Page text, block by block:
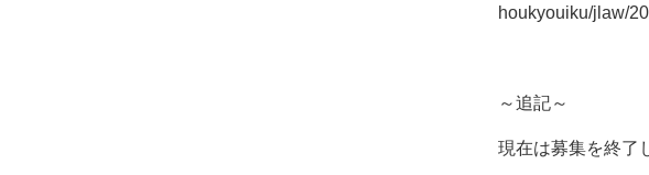
houkyouiku/jlaw/
～追記～
現在は募集を終了